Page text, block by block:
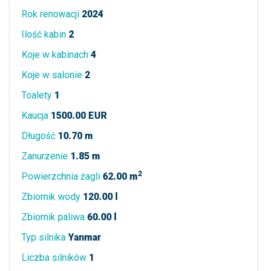
Rok renowacji 2024
Ilość kabin 2
Koje w kabinach 4
Koje w salonie 2
Toalety 1
Kaucja 1500.00 EUR
Długość 10.70 m
Zanurzenie 1.85 m
Powierzchnia żagli 62.00 m2
Zbiornik wody 120.00 l
Zbiornik paliwa 60.00 l
Typ silnika Yanmar
Liczba silników 1